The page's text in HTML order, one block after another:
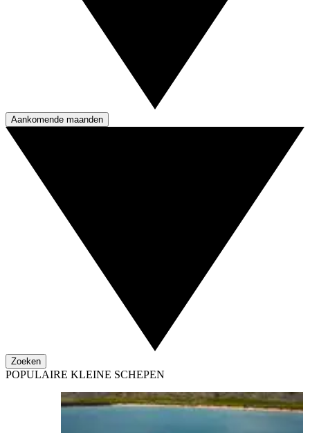
Aankomende maanden
Zoeken
POPULAIRE KLEINE SCHEPEN